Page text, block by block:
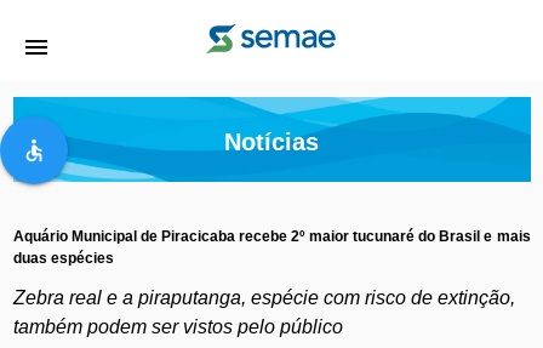
menu
accessible Notícias
Aquário Municipal de Piracicaba recebe 2º maior tucunaré do Brasil e mais
duas espécies
Zebra real e a piraputanga, espécie com risco de extinção,
também podem ser vistospelo público